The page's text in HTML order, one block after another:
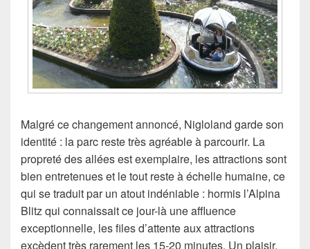
Malgré ce changement annoncé, Nigloland garde son
identité : la parc reste très agréable à parcourir. La
propreté des allées est exemplaire, les attractions sont
bien entretenues et le tout reste à échelle humaine, ce
qui se traduit par un atout indéniable : hormis l’Alpina
Blitz qui connaissait ce jour-là une affluence
exceptionnelle, les files d’attente aux attractions
excèdent très rarement les 15-20 minutes. Un plaisir.